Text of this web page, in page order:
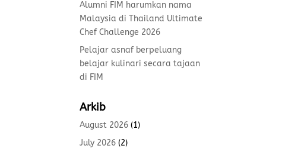
Alumni FIM harumkan nama
Malaysia di Thailand Ultimate
Chef Challenge 2026
Pelajar asnaf berpeluang
belajar kulinari secara tajaan
di FIM
Arkib
August 2026 (1)
July 2026 (2)